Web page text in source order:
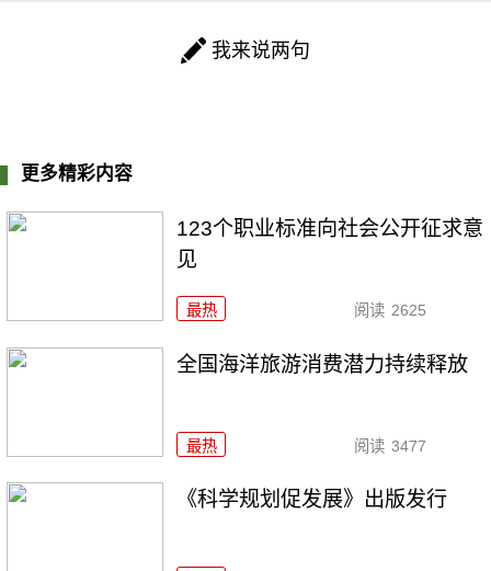
我来说两句
更多精彩内容
123个职业标准向社会公开征求意
见
最热 阅读 2625
全国海洋旅游消费潜力持续释放
最热 阅读 3477
《科学规划促发展》出版发行